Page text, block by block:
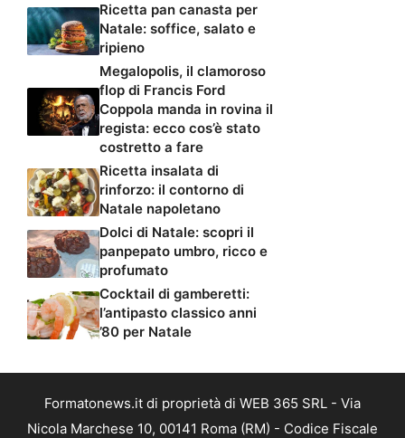
Ricetta pan canasta per
Natale: soffice, salato e
ripieno
Megalopolis, il clamoroso
flop di Francis Ford
Coppola manda in rovina il
regista: ecco cos’è stato
costretto a fare
Ricetta insalata di
rinforzo: il contorno di
Natale napoletano
Dolci di Natale: scopri il
panpepato umbro, ricco e
profumato
Cocktail di gamberetti:
l’antipasto classico anni
’80 per Natale
Formatonews.it di proprietà di WEB 365 SRL - Via
Nicola Marchese 10, 00141 Roma (RM) - Codice Fiscale